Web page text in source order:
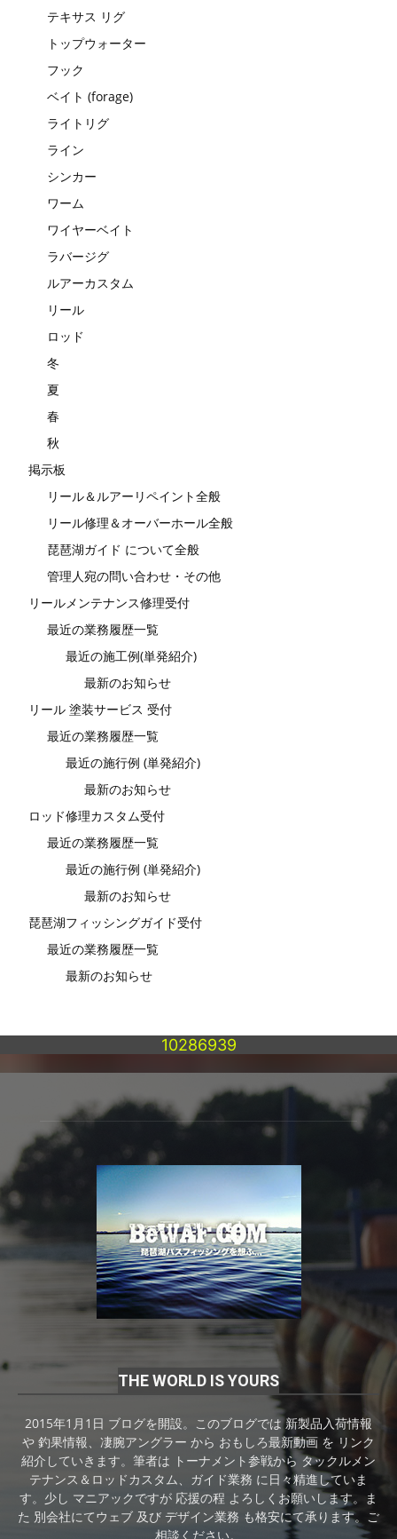
テキサス リグ
トップウォーター
フック
ベイト (forage)
ライトリグ
ライン
シンカー
ワーム
ワイヤーベイト
ラバージグ
ルアーカスタム
リール
ロッド
冬
夏
春
秋
掲示板
リール＆ルアーリペイント全般
リール修理＆オーバーホール全般
琵琶湖ガイド について全般
管理人宛の問い合わせ・その他
リールメンテナンス修理受付
最近の業務履歴一覧
最近の施工例(単発紹介)
最新のお知らせ
リール 塗装サービス 受付
最近の業務履歴一覧
最近の施行例 (単発紹介)
最新のお知らせ
ロッド修理カスタム受付
最近の業務履歴一覧
最近の施行例 (単発紹介)
最新のお知らせ
琵琶湖フィッシングガイド受付
最近の業務履歴一覧
最新のお知らせ
10286939
THE WORLD IS YOURS
2015年1月1日 ブログを開設。このブログでは 新製品入荷情報
や 釣果情報、凄腕アングラー から おもしろ最新動画 を リンク
紹介していきます。筆者は トーナメント参戦から タックルメン
テナンス＆ロッドカスタム、ガイド業務 に日々精進していま
す。少し マニアックですが 応援の程 よろしくお願いします。ま
た 別会社にてウェブ 及び デザイン業務 も格安にて承ります。ご
相談ください。